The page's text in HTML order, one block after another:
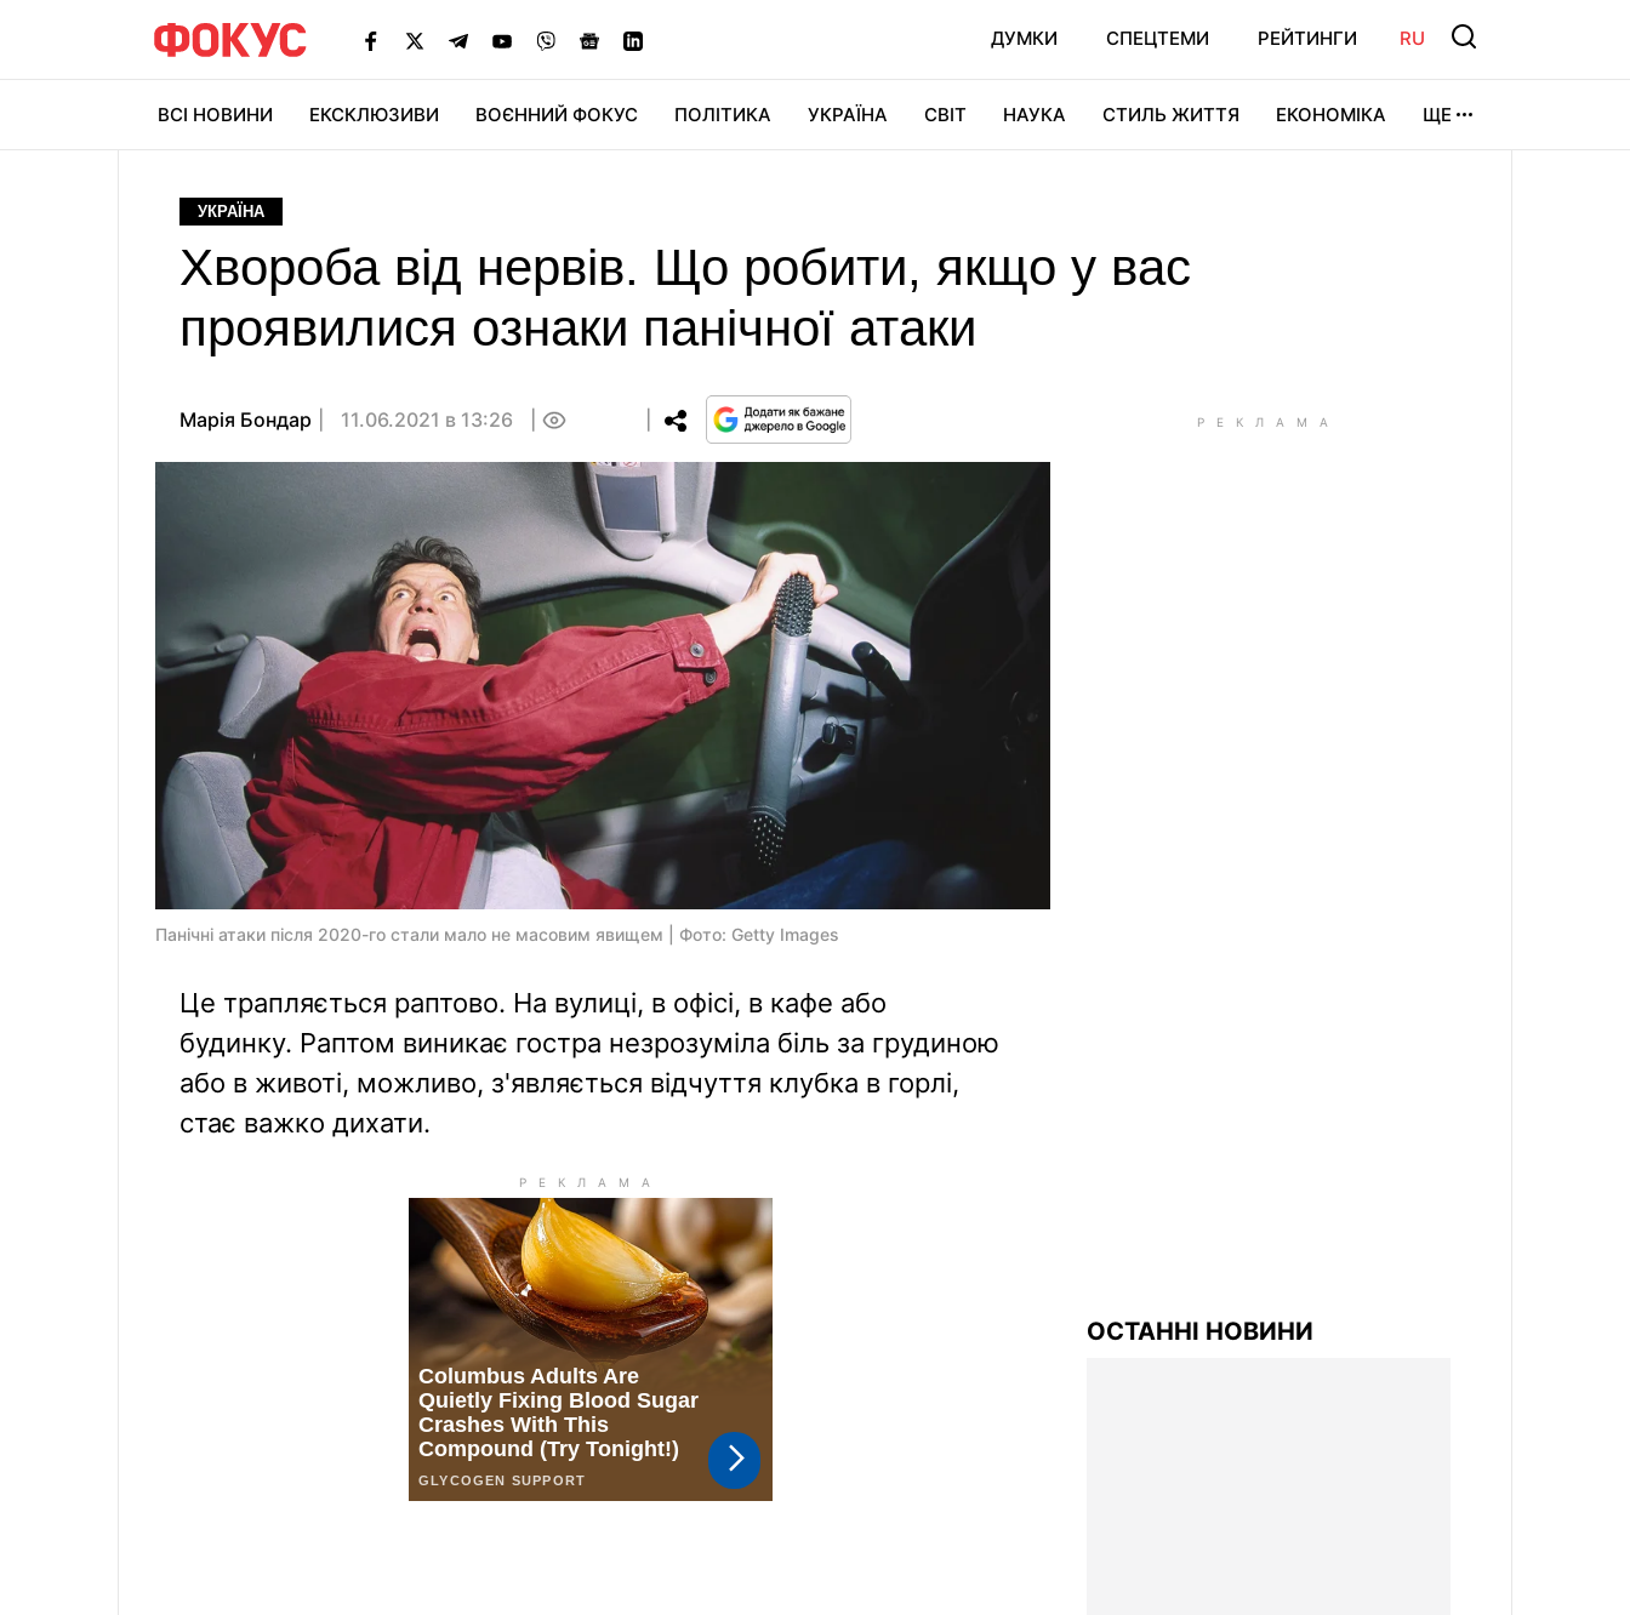
ДУМКИ СПЕЦТЕМИ РЕЙТИНГИ RU
ВСІ НОВИНИ ЕКСКЛЮЗИВИ ВОЄННИЙ ФОКУС ПОЛІТИКА УКРАЇНА СВІТ НАУКА СТИЛЬ ЖИТТЯ ЕКОНОМІКА ЩЕ
УКРАЇНА
Хвороба від нервів. Що робити, якщо у вас
проявилися ознаки панічної атаки
Марія Бондар 11.06.2021 в 13:26
Панічні атаки після 2020-го стали мало не масовим явищем | Фото: Getty Images
Це трапляється раптово. На вулиці, в офісі, в кафе або
будинку. Раптом виникає гостра незрозуміла біль за грудиною
або в животі, можливо, з'являється відчуття клубка в горлі,
стає важко дихати.
ОСТАННІ НОВИНИ